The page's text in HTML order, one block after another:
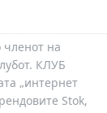
членот на
КЛУБ
„интернет
Stok,